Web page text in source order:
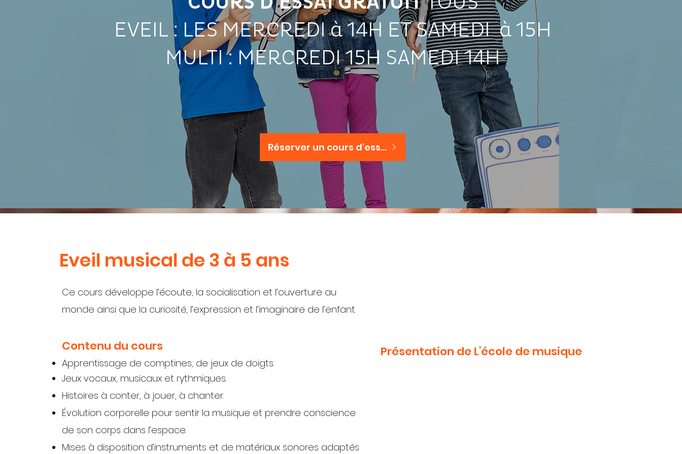
EVEIL : LES MERCREDI à 14H ET SAMEDI à 15H
MULTI : MERCREDI 15H SAMEDI 14H
Réserver un cours d'essai
Eveil musical de 3 à 5 ans
Ce cours développe l’écoute, la socialisation et l’ouverture au
monde ainsi que la curiosité, l’expression et l’imaginaire de l’enfant.
Contenu du cours
Apprentissage de comptines, de jeux de doigts.
Jeux vocaux, musicaux et rythmiques.
Histoires à conter, à jouer, à chanter.
Évolution corporelle pour sentir la musique et prendre conscience
de son corps dans l’espace.
Mises à disposition d’instruments et de matériaux sonores adaptés
Présentation de L'école de musique